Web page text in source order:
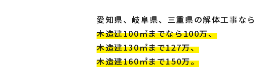
愛知県、岐阜県、三重県の解体工事なら
木造建100㎡までなら100万、
木造建130㎡まで127万、
木造建160㎡まで150万。